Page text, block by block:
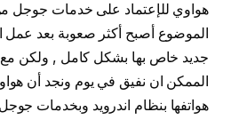
هواوي للإعتماد على خدمات جوجل
الموضوع أصبح أكثر صعوبة بعد
جديد خاص بها بشكل كامل , ولكن
الممكن ان نفيق في يوم ونجد أن
هواتفها بنظام اندرويد وبخدمات